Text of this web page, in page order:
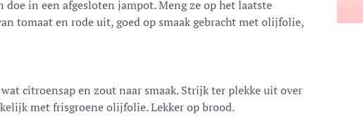
doe in een afgesloten jampot. Meng ze op het laatste
tomaat en rode uit, goed op smaak gebracht met olijfolie,
citroensap en zout naar smaak. Strijk ter plekke uit over
met frisgroene olijfolie. Lekker op brood.